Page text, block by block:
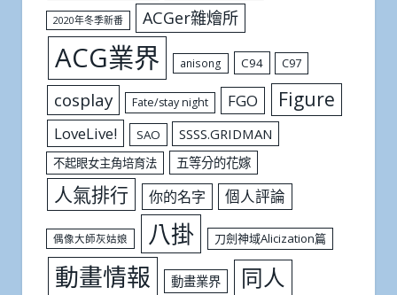
2020年冬季新番 ACGer雜燴所
ACG業界 anisong C94 C97
cosplay Fate/stay night FGO Figure
LoveLive! SAO SSSS.GRIDMAN
不起眼女主角培育法 五等分的花嫁
人氣排行 你的名字 個人評論
偶像大師灰姑娘 八掛 刀劍神域Alicization篇
動畫情報 動畫業界 同人